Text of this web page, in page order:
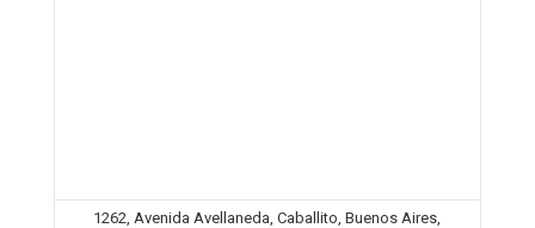
1262, Avenida Avellaneda, Caballito, Buenos Aires,